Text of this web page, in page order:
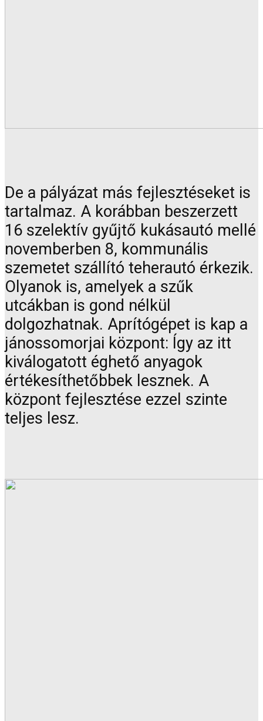
De a pályázat más fejlesztéseket is
tartalmaz. A korábban beszerzett
16 szelektív gyűjtő kukásautó mellé
novemberben 8, kommunális
szemetet szállító teherautó érkezik.
Olyanok is, amelyek a szűk
utcákban is gond nélkül
dolgozhatnak. Aprítógépet is kap a
jánossomorjai központ: Így az itt
kiválogatott éghető anyagok
értékesíthetőbbek lesznek. A
központ fejlesztése ezzel szinte
teljes lesz.